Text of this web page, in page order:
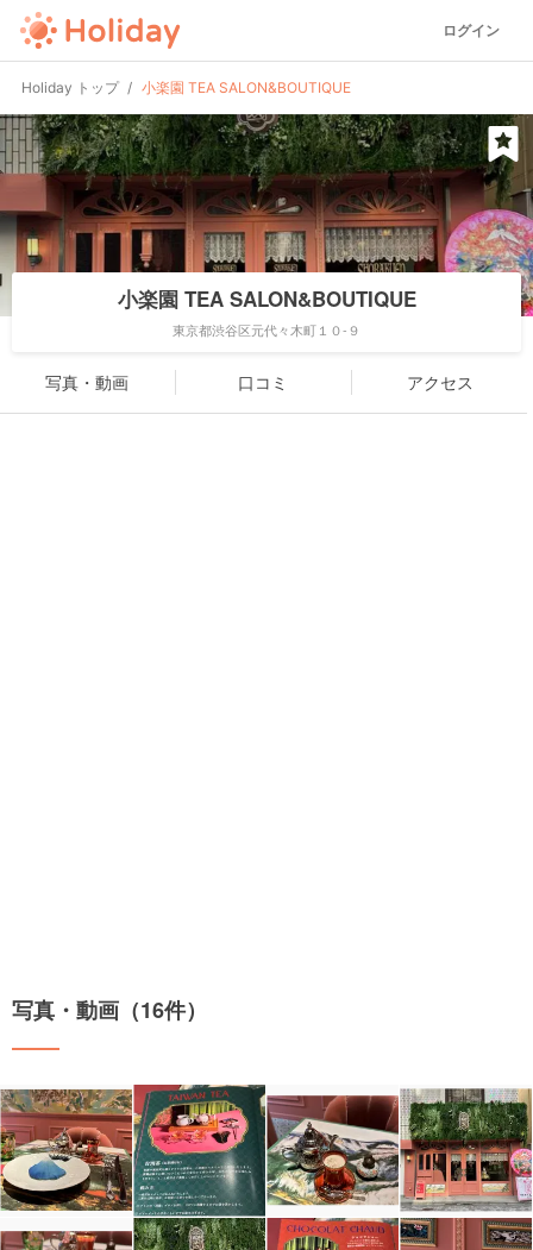
ログイン
Holiday トップ 小楽園 TEA SALON&BOUTIQUE
小楽園 TEA SALON&BOUTIQUE
東京都渋谷区元代々木町１０-９
写真・動画 口コミ アクセス
写真・動画（16件）